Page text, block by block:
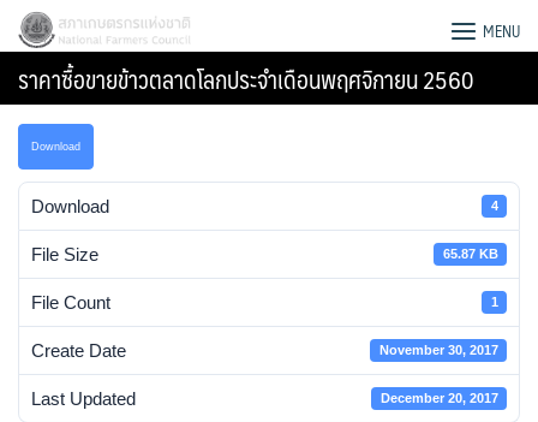
Skip
content
สภาเกษตรกรแห่งชาติ MENU
ราคาซื้อขายข้าวตลาดโลกประจำเดือนพฤศจิกายน 2560
Download
Download 4
File Size 65.87 KB
File Count 1
Create Date November 30, 2017
Last Updated December 20, 2017